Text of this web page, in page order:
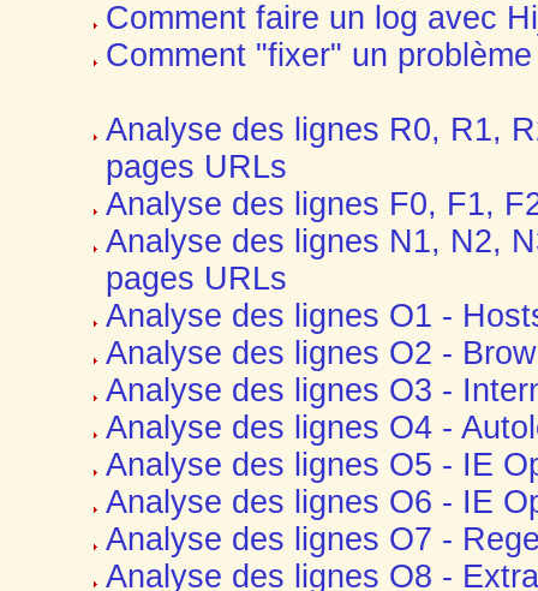
Comment faire un log avec
Comment "fixer" un
Analyse des lignes R0, R1,
pages URLs
Analyse des lignes F0, F1,
Analyse des lignes N1, N2,
pages URLs
Analyse des lignes O1 -
Analyse des lignes O2 -
Analyse des lignes O3 -
Analyse des lignes O4 -
Analyse des lignes O5 - IE
Analyse des lignes O6 - IE
Analyse des lignes O7 -
Analyse des lignes O8 -